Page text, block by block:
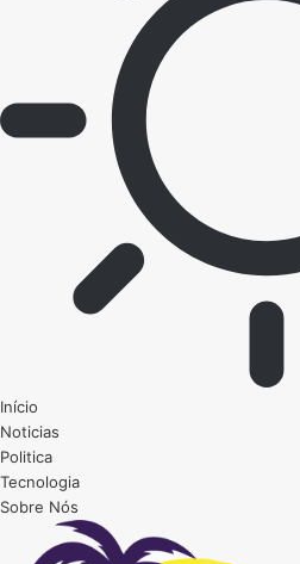
Início
Noticias
Politica
Tecnologia
Sobre Nós